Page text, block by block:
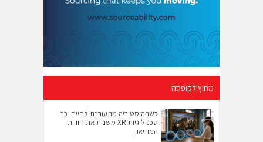
מחוץ לקופסה
כשההיסטוריה מתעוררת לחיים: כך
טכנולוגיות XR משנות את חוויית
המוזיאון